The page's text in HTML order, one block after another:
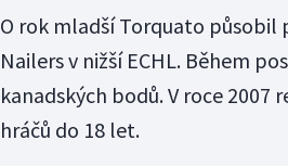
O rok mladší Torquato působil
Nailers v nižší ECHL. Během
kanadských bodů. V roce
hráčů do 18 let.